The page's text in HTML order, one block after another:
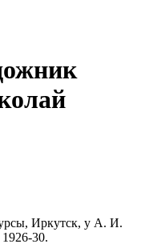
Иркутск, у А. И.
30.